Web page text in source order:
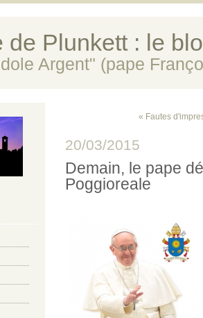
de Plunkett : le
Argent" (pape
« Fautes
20/03/2015
Demain, le pape
Poggioreale